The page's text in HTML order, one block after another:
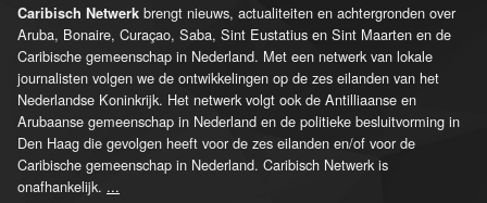
Caribisch Netwerk brengt nieuws, actualiteiten en achtergronden over
Aruba, Bonaire, Curaçao, Saba, Sint Eustatius en Sint Maarten en de
Caribische gemeenschap in Nederland. Met een netwerk van lokale
journalisten volgen we de ontwikkelingen op de zes eilanden van het
Nederlandse Koninkrijk. Het netwerk volgt ook de Antilliaanse en
Arubaanse gemeenschap in Nederland en de politieke besluitvorming in
Den Haag die gevolgen heeft voor de zes eilanden en/of voor de
Caribische gemeenschap in Nederland. Caribisch Netwerk is
onafhankelijk. ...